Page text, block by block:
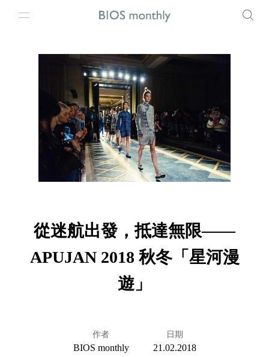
從迷航出發，抵達無限——
APUJAN 2018 秋冬「星河漫
遊」
作者
BIOS monthly
日期
21.02.2018